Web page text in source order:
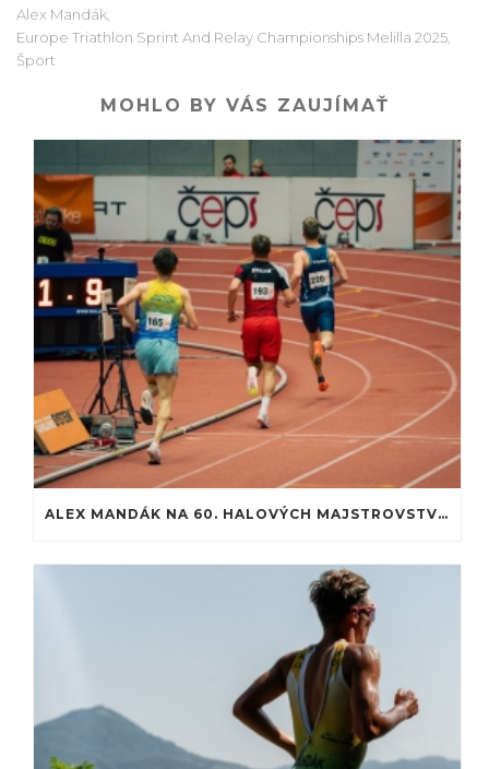
Alex Mandák
Europe Triathlon Sprint And Relay Championships Melilla 2025
Šport
MOHLO BY VÁS ZAUJÍMAŤ
ALEX MANDÁK NA 60. HALOVÝCH MAJSTROVSTVÁCH SLOVENSKA: PREMIÉRA NA ATLETICKEJ DRÁHE